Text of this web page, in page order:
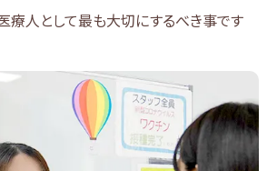
療人として最も大切にするべき事です